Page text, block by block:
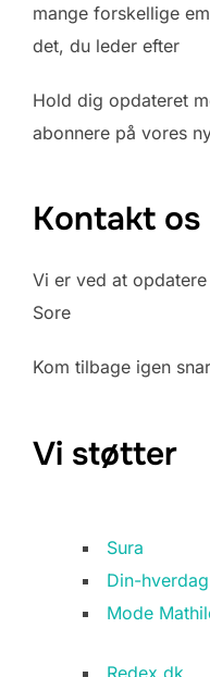
mange forskellige
det, du leder efter
Hold dig opdateret
abonnere på vores
Kontakt os
Vi er ved at
Sore
Kom tilbage igen
Vi støtter
Sura
Din-
Mode
Redex.dk